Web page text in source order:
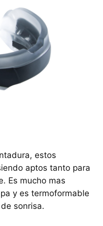
estos
aptos tanto para
Es mucho mas
y es termoformable
sonrisa.